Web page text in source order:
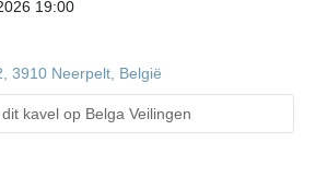
19:00
3910 Neerpelt, België
kavel op Belga Veilingen